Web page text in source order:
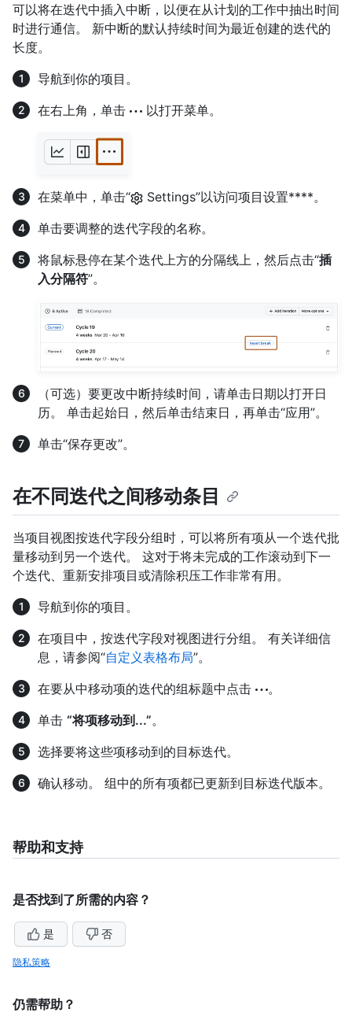
可以将在迭代中插入中断，以便在从计划的工作中抽出时间
时进行通信。 新中断的默认持续时间为最近创建的迭代的
长度。
导航到你的项目。
在右上角，单击
以打开菜单。
在菜单中，单击“
Settings”以访问项目设置****。
单击要调整的迭代字段的名称。
将鼠标悬停在某个迭代上方的分隔线上，然后点击“插
入分隔符”。
（可选）要更改中断持续时间，请单击日期以打开日
历。 单击起始日，然后单击结束日，再单击“应用”。
单击“保存更改”。
在不同迭代之间移动条目
当项目视图按迭代字段分组时，可以将所有项从一个迭代批
量移动到另一个迭代。 这对于将未完成的工作滚动到下一
个迭代、重新安排项目或清除积压工作非常有用。
导航到你的项目。
在项目中，按迭代字段对视图进行分组。 有关详细信
息，请参阅“自定义表格布局”。
在要从中移动项的迭代的组标题中点击
。
单击 “将项移动到...”。
选择要将这些项移动到的目标迭代。
确认移动。 组中的所有项都已更新到目标迭代版本。
帮助和支持
是否找到了所需的内容？
是 否
隐私策略
仍需帮助？